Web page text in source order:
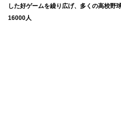
した好ゲームを繰り広げ、多くの高校野
16000人